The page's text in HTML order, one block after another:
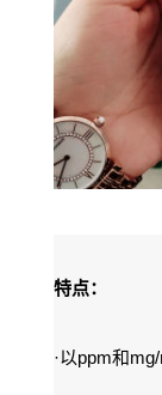
特点：
·以ppm和